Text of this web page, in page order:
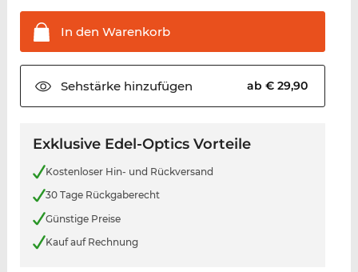
In den Warenkorb
Sehstärkehinzufügen ab € 29,90
Exklusive Edel-Optics Vorteile
Kostenloser Hin- und Rückversand
30 Tage Rückgaberecht
Günstige Preise
Kauf auf Rechnung